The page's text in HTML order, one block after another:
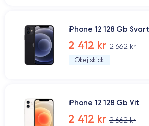
iPhone 12 128 Gb Svart
2 412 kr 2 662 kr
Okej skick
iPhone 12 128 Gb Vit
2 412 kr 2 662 kr